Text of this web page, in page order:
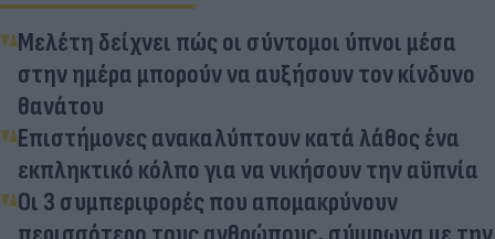
Μελέτη δείχνει πώς οι σύντομοι ύπνοι μέσα
στην ημέρα μπορούν να αυξήσουν τον κίνδυνο
θανάτου
Επιστήμονες ανακαλύπτουν κατά λάθος ένα
εκπληκτικό κόλπο για να νικήσουν την αϋπνία
Οι 3 συμπεριφορές που απομακρύνουν